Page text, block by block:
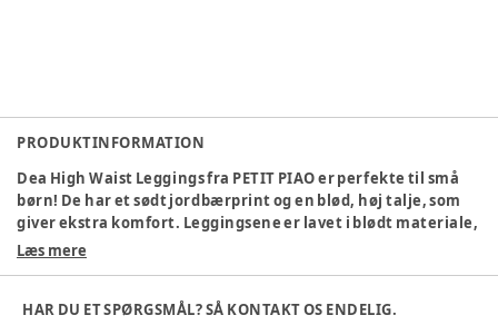
PRODUKTINFORMATION
Dea High Waist Leggings fra PETIT PIAO er perfekte til små
børn! De har et sødt jordbærprint og en blød, høj talje, som
giver ekstra komfort. Leggingsene er lavet i blødt materiale,
der er behageligt mod huden.
Blød og elastisk pasform
Sød jordbær AOP
Læs mere
HAR DU ET SPØRGSMÅL? SÅ KONTAKT OS ENDELIG.